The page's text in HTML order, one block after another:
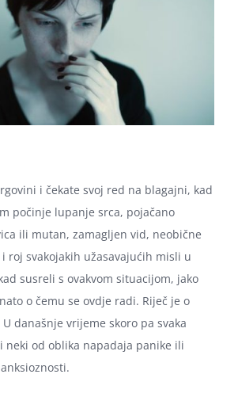
i čekate svoj red na blagajni, kad
počinje lupanje srca, pojačano
ili mutan, zamagljen vid, neobične
roj svakojakih užasavajućih misli u
susreli s ovakvom situacijom, jako
o čemu se ovdje radi. Riječ je o
današnje vrijeme skoro pa svaka
neki od oblika napadaja panike ili